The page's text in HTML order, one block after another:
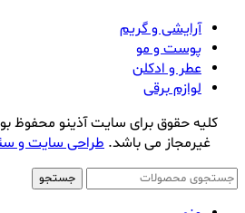
آرایشی و گریم
پوست و مو
عطر و ادکلن
لوازم برقی
کلیه حقوق برای سایت آذینو محفوظ
غیرمجاز می باشد. طراحی سایت و
جستجو